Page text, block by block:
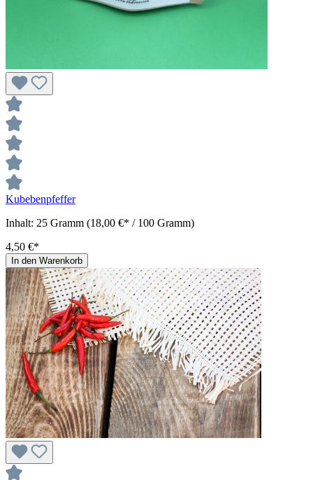
Kubebenpfeffer
Inhalt: 25 Gramm (18,00 €* / 100 Gramm)
4,50 €*
In den Warenkorb